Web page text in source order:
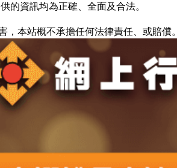
的資訊均為正確、全面及合法。
本站概不承擔任何法律責任、或賠償。